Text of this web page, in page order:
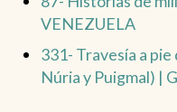
VENEZUELA
331- Travesía a
Núria y Puigmal) |